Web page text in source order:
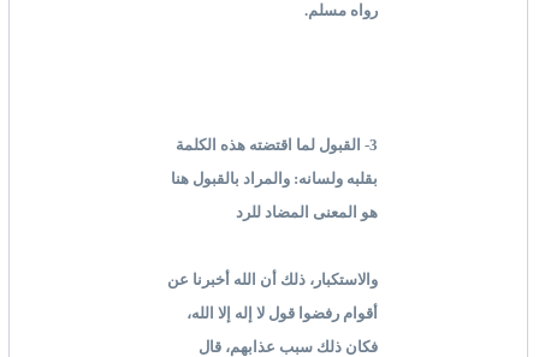
رواه مسلم.
3- القبول لما اقتضته هذه الكلمة
بقلبه ولسانه: والمراد بالقبول هنا
هو المعنى المضاد للرد
والاستكبار، ذلك أن الله أخبرنا عن
أقوام رفضوا قول لا إله إلا الله،
فكان ذلك سبب عذابهم، قال